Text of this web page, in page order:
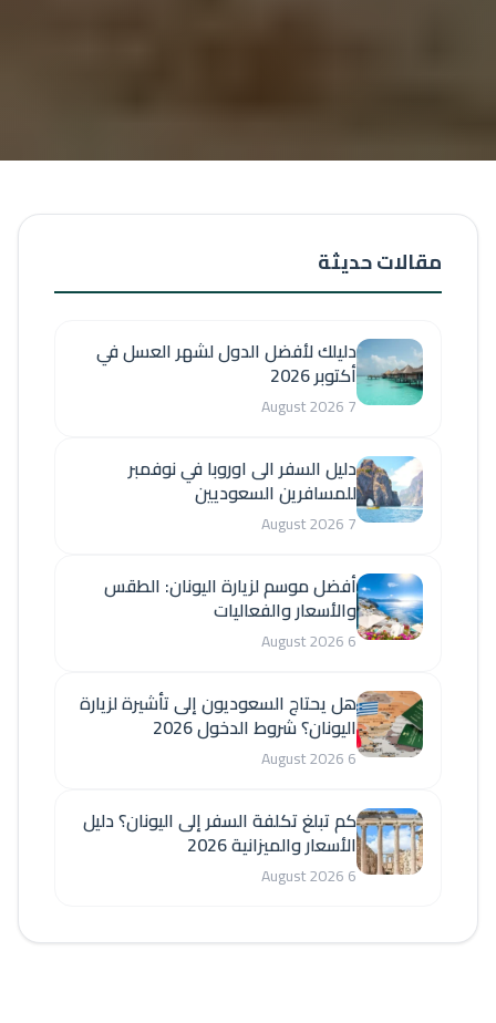
مقالات حديثة
دليلك لأفضل الدول لشهر العسل في
أكتوبر 2026
7 August 2026
دليل السفر الى اوروبا في نوفمبر
للمسافرين السعوديين
7 August 2026
أفضل موسم لزيارة اليونان: الطقس
والأسعار والفعاليات
6 August 2026
هل يحتاج السعوديون إلى تأشيرة لزيارة
اليونان؟ شروط الدخول 2026
6 August 2026
كم تبلغ تكلفة السفر إلى اليونان؟ دليل
الأسعار والميزانية 2026
6 August 2026